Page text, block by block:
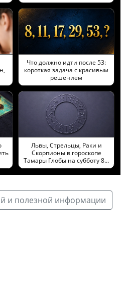
Что должно идти после 53:
короткая задача с красивым
решением
Львы, Стрельцы, Раки и
Скорпионы в гороскопе
Тамары Глобы на субботу 8…
и полезной информации